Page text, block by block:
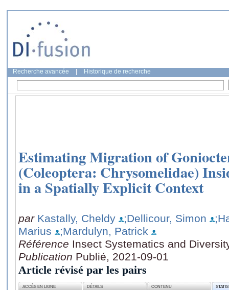
Recherche avancée Historique de recherche
Estimating Migration of
(Coleoptera: Chrysomelidae)
in a Spatially Explicit Context
par Kastally, Cheldy ;Dellicour, Simon
Marius
;Mardulyn, Patrick
Référence Insect Systematics and
Publication Publié, 2021-09-01
Article révisé par les pairs
ACCÈS EN LIGNE DÉTAILS CONTENU